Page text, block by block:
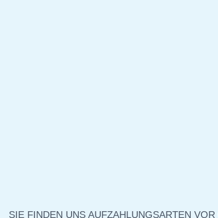
SIE FINDEN UNS AUFZAHLUNGSARTEN VOR